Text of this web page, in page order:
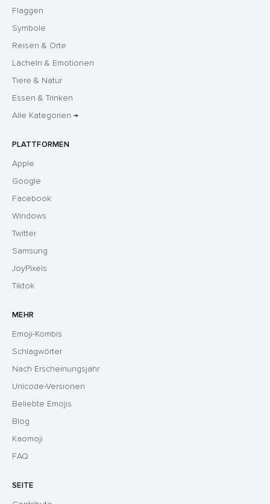
Flaggen
Symbole
Reisen & Orte
Lächeln & Emotionen
Tiere & Natur
Essen & Trinken
Alle Kategorien →
PLATTFORMEN
Apple
Google
Facebook
Windows
Twitter
Samsung
JoyPixels
Tiktok
MEHR
Emoji-Kombis
Schlagwörter
Nach Erscheinungsjahr
Unicode-Versionen
Beliebte Emojis
Blog
Kaomoji
FAQ
SEITE